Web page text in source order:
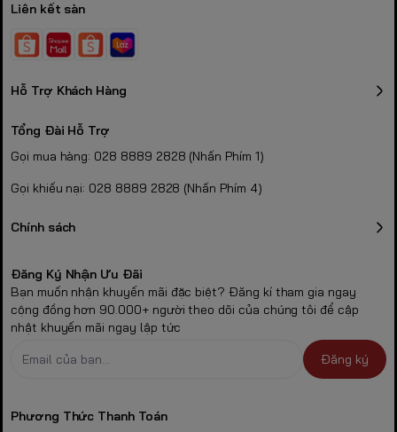
Liên kết sàn
Hỗ Trợ Khách Hàng
Tổng Đài Hỗ Trợ
Gọi mua hàng: 028 8889 2828 (Nhấn Phím 1)
Gọi khiếu nại: 028 8889 2828 (Nhấn Phím 4)
Chính sách
Đăng Ký Nhận Ưu Đãi
Bạn muốn nhận khuyến mãi đặc biệt? Đăng kí tham gia ngay
cộng đồng hơn 90.000+ người theo dõi của chúng tôi để cập
nhật khuyến mãi ngay lập tức
Đăng ký
Phương Thức Thanh Toán